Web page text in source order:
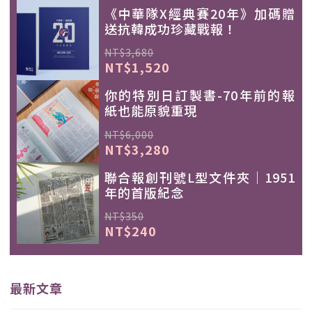
《中華隊X經典賽20年》加碼贈
送抗韓成功珍藏戰報！
NT$3,680
NT$1,520
你的特別日訂製書-70年前的報
紙也能原貌重現
NT$6,000
NT$3,280
聯合報創刊號L型文件夾｜1951
年的首版紀念
NT$350
NT$240
最新文章